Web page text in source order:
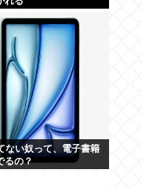
ない奴って、電子書籍
るの？